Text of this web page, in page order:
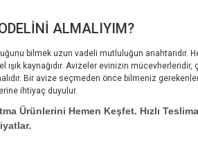
ALMALIYIM?
bilmek uzun vadeli mutluluğun anahtarıdır.
ışık kaynağıdır. Avizeler evinizin
Bir avize seçmeden önce bilmeniz
ihtiyaç duyulur.
Ürünlerini Hemen Keşfet. Hızlı